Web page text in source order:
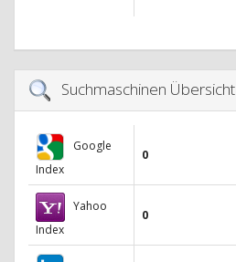
Suchmaschinen Übersicht
Google
Index
0
Yahoo
Index
0